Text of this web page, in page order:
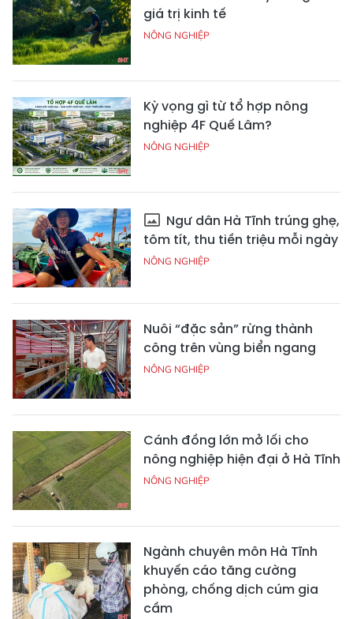
giá trị kinh tế
NÔNG NGHIỆP
Kỳ vọng gì từ tổ hợp nông
nghiệp 4F Quế Lâm?
NÔNG NGHIỆP
Ngư dân Hà Tĩnh trúng ghẹ,
tôm tít, thu tiền triệu mỗi ngày
NÔNG NGHIỆP
Nuôi “đặc sản” rừng thành
công trên vùng biển ngang
NÔNG NGHIỆP
Cánh đồng lớn mở lối cho
nông nghiệp hiện đại ở Hà Tĩnh
NÔNG NGHIỆP
Ngành chuyên môn Hà Tĩnh
khuyến cáo tăng cường
phòng, chống dịch cúm gia
cầm